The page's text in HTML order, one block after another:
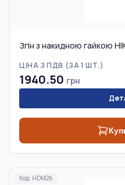
Згін з накидною гайкою
ЦІНА З ПДВ (ЗА 1 ШТ.)
1940.50 грн
Код: HDM26